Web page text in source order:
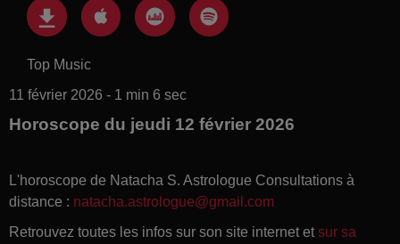
Top Music
11 février 2026 - 1 min 6 sec
Horoscope du jeudi 12 février 2026
L'horoscope de Natacha S. Astrologue Consultations à
distance : natacha.astrologue@gmail.com
Retrouvez toutes les infos sur son site internet et sur sa